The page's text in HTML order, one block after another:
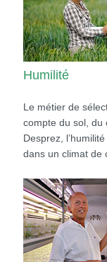
Humilité
Le métier de
compte du sol, du
Desprez,
dans un climat de